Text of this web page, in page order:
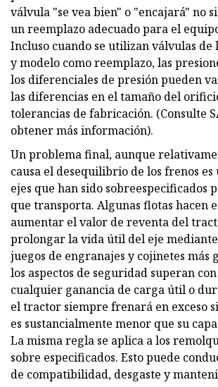
válvula "se vea bien" o "encajará" no
un reemplazo adecuado para el
Incluso cuando se utilizan válvulas de
y modelo como reemplazo, las
los diferenciales de presión pueden
las diferencias en el tamaño del
tolerancias de fabricación. (Consulte
obtener más información).
Un problema final, aunque
causa el desequilibrio de los frenos
ejes que han sido sobreespecificados
que transporta. Algunas flotas hacen
aumentar el valor de reventa del
prolongar la vida útil del eje mediante
juegos de engranajes y cojinetes más
los aspectos de seguridad superan
cualquier ganancia de carga útil o
el tractor siempre frenará en exceso
es sustancialmente menor que su
La misma regla se aplica a los
sobre especificados. Esto puede
de compatibilidad, desgaste y